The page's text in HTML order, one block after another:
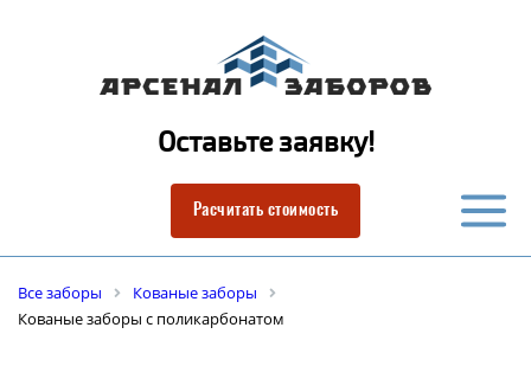
Оставьте заявку!
Расчитать стоимость
Все заборы
Кованые заборы
Кованые заборы с поликарбонатом